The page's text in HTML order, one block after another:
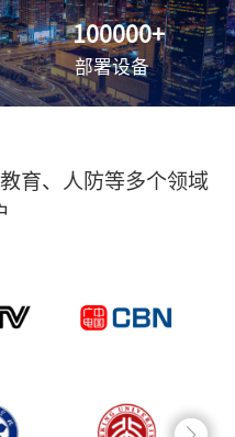
100000
部署设备
育、人防等多个领域